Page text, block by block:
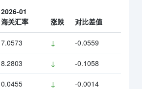
2026-01
海关汇率
涨跌 对比差值
7.0573 ↓ -0.0559
8.2803 ↓ -0.1058
0.0455 ↓ -0.0014